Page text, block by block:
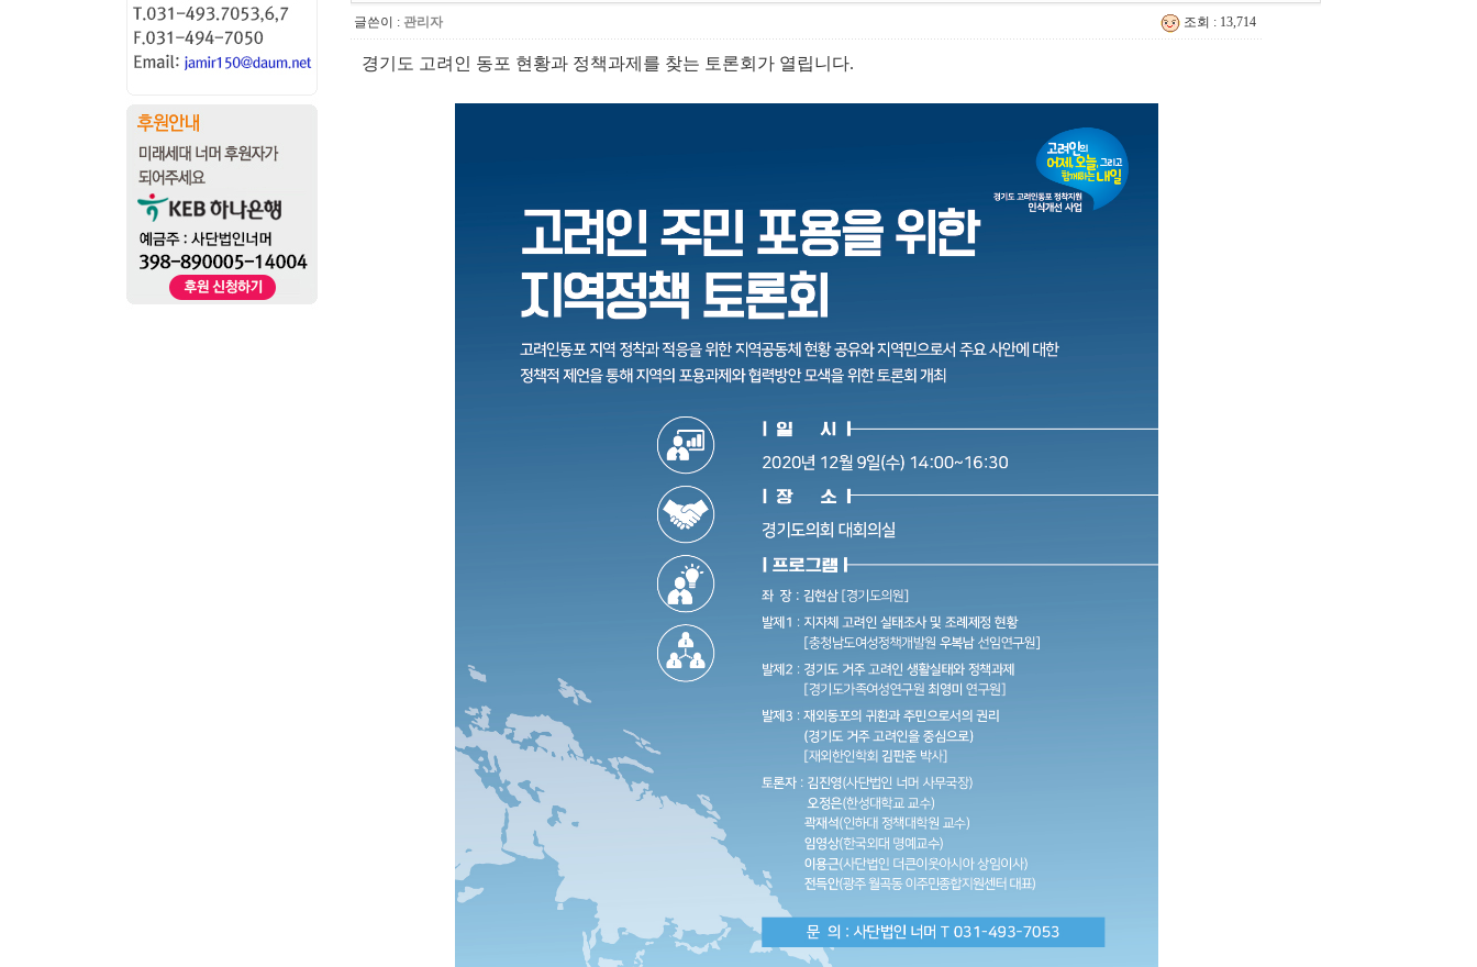
글쓴이 : 관리자 조회 : 13,714
경기도 고려인 동포 현황과 정책과제를 찾는 토론회가 열립니다.